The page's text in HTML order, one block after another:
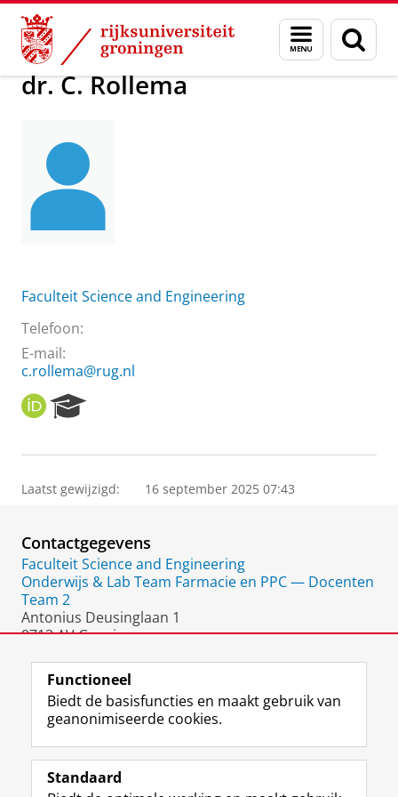
Skip
Content
Skip
Navigation
Menu
en
zoeken
Over ons dr. C. Rollema
dr. C. Rollema
Faculteit Science and Engineering
Telefoon:
E-mail:
c.rollema@rug.nl
O
R
I
e
r
P
o
r
a
l
Laatst gewijzigd: 16 september 2025 07:43
Contactgegevens
Faculteit Science and Engineering
Onderwijs & Lab Team Farmacie en PPC — Docenten
Team 2
Antonius Deusinglaan 1
9713 AV Groningen
Volg de RUG
F
a
L
i
R
S
I
n
Y
o
Functioneel
Biedt de basisfuncties en maakt gebruik van
geanonimiseerde cookies.
Standaard